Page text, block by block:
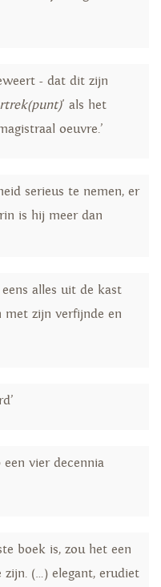
- dat dit zijn
' als het
oeuvre.’
serieus te nemen, er
is hij meer dan
alles uit de kast
met zijn verfijnde en
een vier decennia
boek is, zou het een
(…) elegant, erudiet